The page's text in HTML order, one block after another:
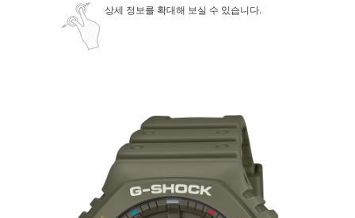
상세 정보를 확대해 보실 수 있습니다.